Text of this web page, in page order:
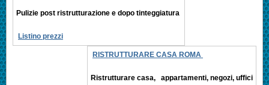
Pulizie post ristrutturazione e dopo tinteggiatura
Listino prezzi
RISTRUTTURARE CASA ROMA
Ristrutturare casa, appartamenti, negozi, uffici